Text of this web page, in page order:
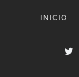
INICIO